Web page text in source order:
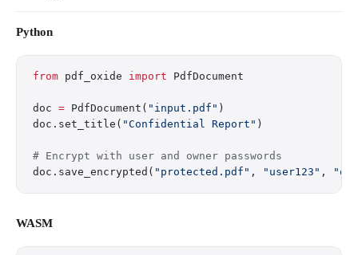
Python
from pdf_oxide import PdfDocument
doc = PdfDocument( "input.pdf" )
doc.set_title( "Confidential Report" )
# Encrypt with user and owner passwords
doc.save_encrypted( "protected.pdf" , "user123" ,
WASM